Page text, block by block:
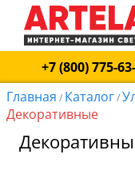
+7 (800) 775-
Главная / Каталог/
Декоративные